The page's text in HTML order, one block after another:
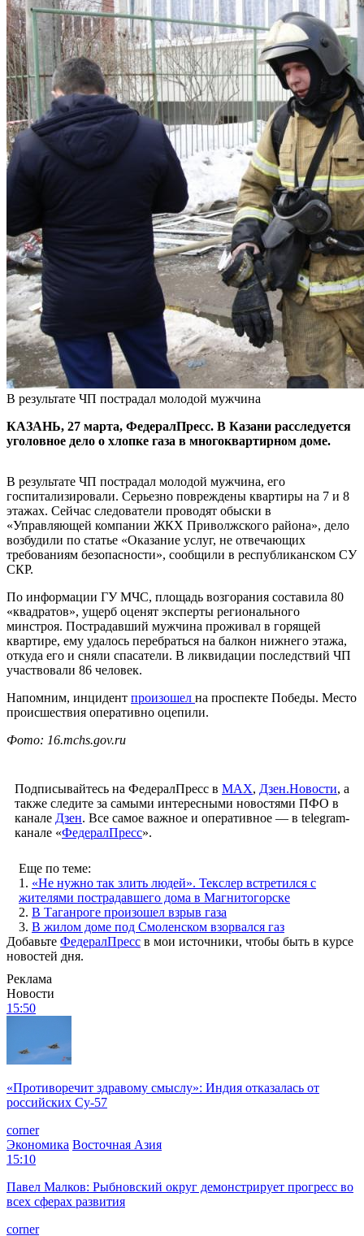
В результате ЧП пострадал молодой мужчина
КАЗАНЬ, 27 марта, ФедералПресс. В Казани расследуется
уголовное дело о хлопке газа в многоквартирном доме.
В результате ЧП пострадал молодой мужчина, его
госпитализировали. Серьезно повреждены квартиры на 7 и 8
этажах. Сейчас следователи проводят обыски в
«Управляющей компании ЖКХ Приволжского района», дело
возбудили по статье «Оказание услуг, не отвечающих
требованиям безопасности», сообщили в республиканском СУ
СКР.
По информации ГУ МЧС, площадь возгорания составила 80
«квадратов», ущерб оценят эксперты регионального
минстроя. Пострадавший мужчина проживал в горящей
квартире, ему удалось перебраться на балкон нижнего этажа,
откуда его и сняли спасатели. В ликвидации последствий ЧП
участвовали 86 человек.
Напомним, инцидент произошел на проспекте Победы. Место
происшествия оперативно оцепили.
Фото: 16.mchs.gov.ru
Подписывайтесь на ФедералПресс в МАХ, Дзен.Новости, а
также следите за самыми интересными новостями ПФО в
канале Дзен. Все самое важное и оперативное — в telegram-
канале «ФедералПресс».
Еще по теме:
1. «Не нужно так злить людей». Текслер встретился с
жителями пострадавшего дома в Магнитогорске
2. В Таганроге произошел взрыв газа
3. В жилом доме под Смоленском взорвался газ
Добавьте ФедералПресс в мои источники, чтобы быть в курсе
новостей дня.
Реклама
Новости
15:50
«Противоречит здравому смыслу»: Индия отказалась от
российских Су-57
corner
Экономика Восточная Азия
15:10
Павел Малков: Рыбновский округ демонстрирует прогресс во
всех сферах развития
corner